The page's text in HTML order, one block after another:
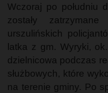
Wczoraj po południu
zostały
urszulińskich
latka z gm. Wyryki,
dzielnicowa podczas
służbowych, które
na terenie gminy. Po